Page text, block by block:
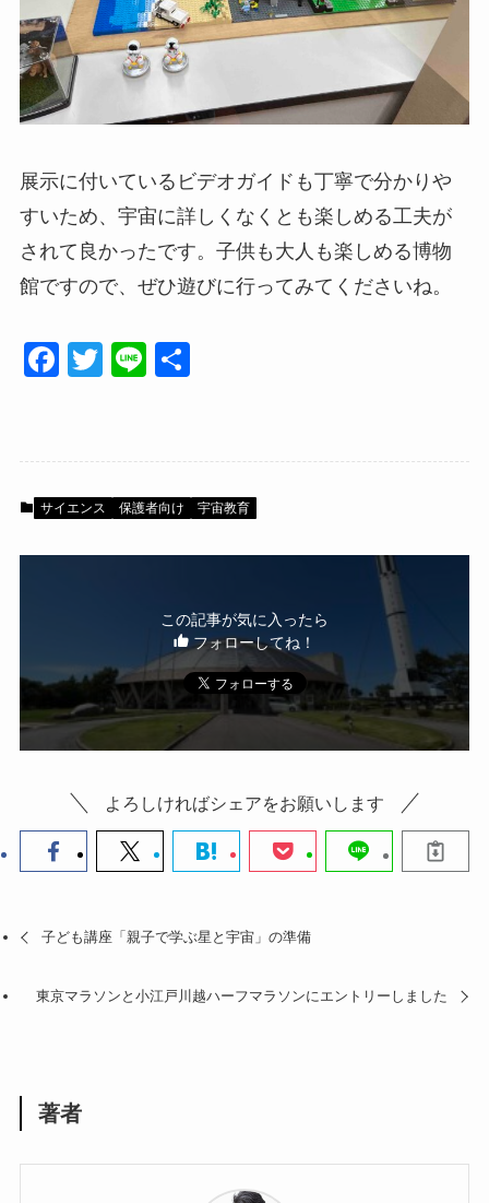
展示に付いているビデオガイドも丁寧で分かりや
すいため、宇宙に詳しくなくとも楽しめる工夫が
されて良かったです。子供も大人も楽しめる博物
館ですので、ぜひ遊びに行ってみてくださいね。
F
e
b
T
er
Li
サイエンス 保護者向け 宇宙教育
この記事が気に入ったら
フォローしてね！
よろしければシェアをお願いします
子ども講座「親子で学ぶ星と宇宙」の準備
東京マラソンと小江戸川越ハーフマラソンにエントリーしました
著者